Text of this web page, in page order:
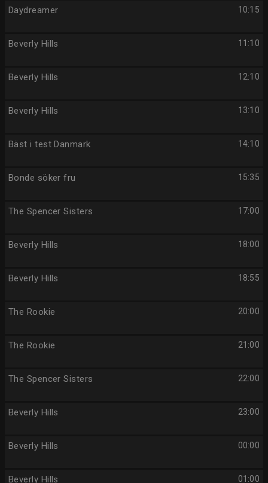
10:15
Daydreamer
11:10
Beverly Hills
12:10
Beverly Hills
13:10
Beverly Hills
14:10
Bäst i test Danmark
15:35
Bonde söker fru
17:00
The Spencer Sisters
18:00
Beverly Hills
18:55
Beverly Hills
20:00
The Rookie
21:00
The Rookie
22:00
The Spencer Sisters
23:00
Beverly Hills
00:00
Beverly Hills
01:00
Beverly Hills